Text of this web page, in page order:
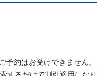
予約はお受けできません。